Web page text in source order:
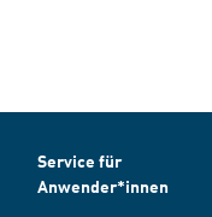
Service für
Anwender*innen